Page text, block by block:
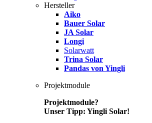
Hersteller
Aiko
Bauer Solar
JA Solar
Longi
Solarwatt
Trina Solar
Pandas von Yingli
Projektmodule
Projektmodule?
Unser Tipp: Yingli Solar!